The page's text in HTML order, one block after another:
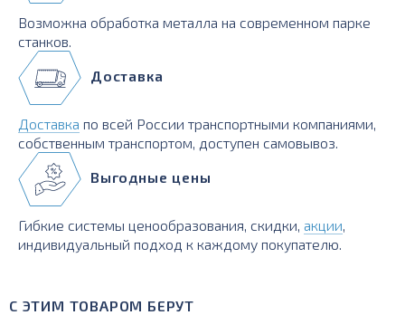
Возможна обработка металла на современном парке
станков.
Доставка
Доставка по всей России транспортными компаниями,
собственным транспортом, доступен самовывоз.
Выгодные цены
Гибкие системы ценообразования, скидки, акции,
индивидуальный подход к каждому покупателю.
С ЭТИМ ТОВАРОМ БЕРУТ